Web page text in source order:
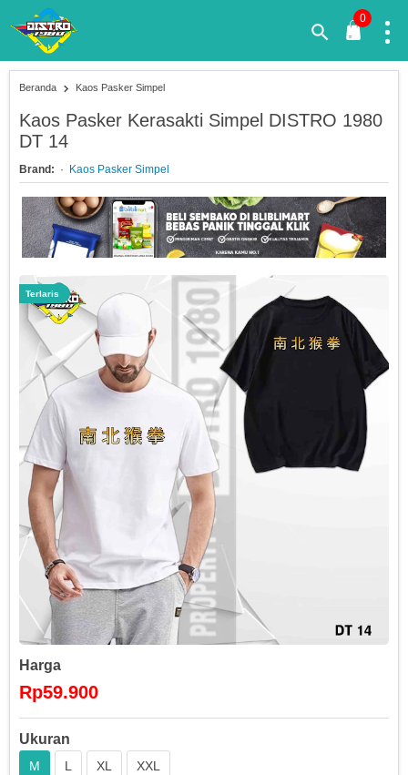
0
Beranda Kaos Pasker Simpel
Kaos Pasker Kerasakti Simpel DISTRO 1980
DT 14
Brand: Kaos Pasker Simpel
Terlaris
Harga
Rp59.900
Ukuran
M L XL XXL